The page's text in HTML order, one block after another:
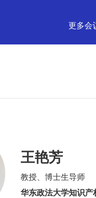
更多会
王艳芳
教授、博士生导师
华东政法大学知识产